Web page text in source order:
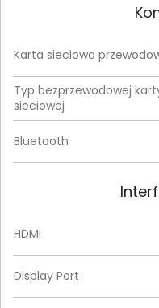
Karta sieciowa
Typ bezprzewodowej
sieciowej
Bluetooth
HDMI
Display Port